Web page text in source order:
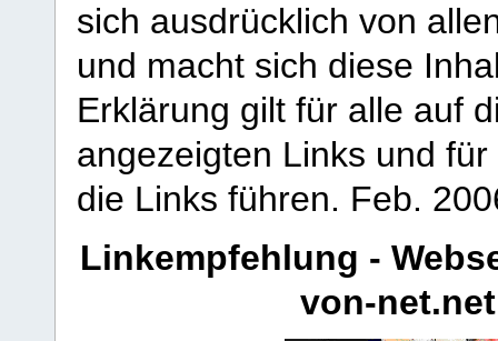
sich ausdrücklich von
und macht sich diese
Erklärung gilt für alle auf
angezeigten Links und
die Links führen. Feb.
Linkempfehlung -
von-net.net